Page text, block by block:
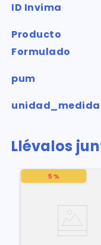
ID Invima
Producto
Formulado
pum
unidad_medida
Llévalos
5 %